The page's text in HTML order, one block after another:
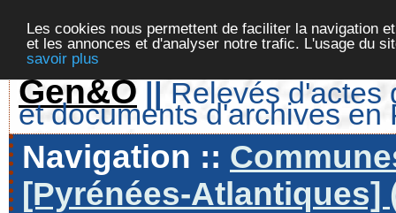
Les cookies nous permettent de faciliter la navigation
et les annonces et d'analyser notre trafic. L'usage du
savoir plus
Gen&O || Relevés d'actes
et documents d'archives en
Navigation ::
[Pyrénées-Atlantiques]